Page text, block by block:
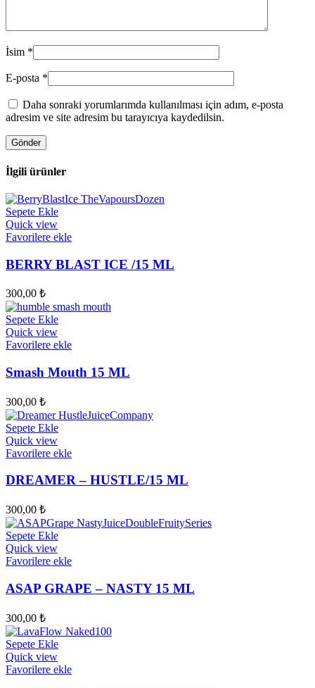
İsim *
E-posta *
Daha sonraki yorumlarımda kullanılması için adım, e-posta
adresim ve site adresim bu tarayıcıya kaydedilsin.
İlgili ürünler
Sepete Ekle
Quick view
Favorilere ekle
BERRY BLAST ICE /15 ML
300,00 ₺
Sepete Ekle
Quick view
Favorilere ekle
Smash Mouth 15 ML
300,00 ₺
Sepete Ekle
Quick view
Favorilere ekle
DREAMER – HUSTLE/15 ML
300,00 ₺
Sepete Ekle
Quick view
Favorilere ekle
ASAP GRAPE – NASTY 15 ML
300,00 ₺
Sepete Ekle
Quick view
Favorilere ekle